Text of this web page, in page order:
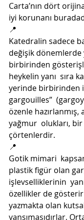
Carta’nın dört
iyi korunanı
📍
Katedralin sadece
değişik dönemlerde
birbirinden
heykelin yanı  sıra
yerinde birbirinden
gargouilles”
özenle hazırlanmış,
yağmur  olukları,
çörtenlerdir.
📍
Gotik mimari
plastik figür olan
işlevselliklerinin
özellikler de gösterir
yazmakta olan kutsal
yansımasıdırlar.